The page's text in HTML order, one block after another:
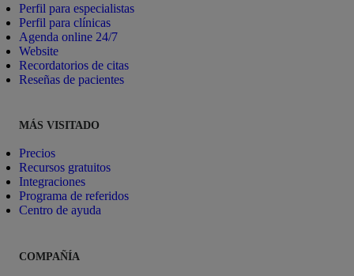
Perfil para especialistas
Perfil para clínicas
Agenda online 24/7
Website
Recordatorios de citas
Reseñas de pacientes
MÁS VISITADO
Precios
Recursos gratuitos
Integraciones
Programa de referidos
Centro de ayuda
COMPAÑÍA